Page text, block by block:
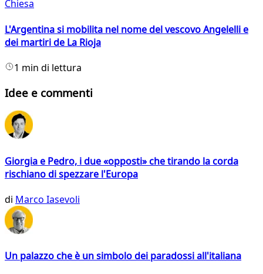
Chiesa
L'Argentina si mobilita nel nome del vescovo Angelelli e
dei martiri de La Rioja
1 min di lettura
Idee e commenti
Giorgia e Pedro, i due «opposti» che tirando la corda
rischiano di spezzare l'Europa
di Marco Iasevoli
Un palazzo che è un simbolo dei paradossi all'italiana